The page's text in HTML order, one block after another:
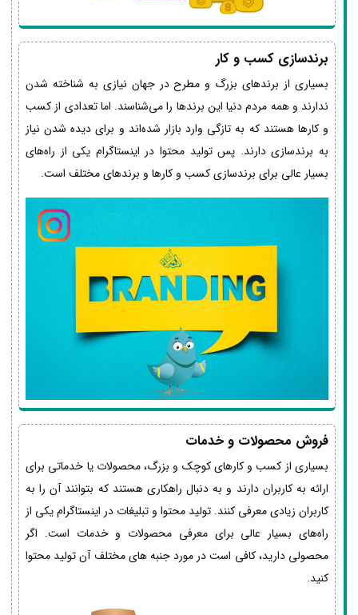
برندسازی کسب و کار
بسیاری از برندهای بزرگ و مطرح در جهان نیازی به شناخته شدن
ندارند و همه مردم دنیا این برندها را می‌شناسند. اما تعدادی از کسب
و کارها هستند که به تازگی وارد بازار شده‌اند و برای دیده شدن نیاز
به برندسازی دارند. پس تولید محتوا در اینستاگرام یکی از راه‌های
بسیار عالی برای برندسازی کسب و کارها و برندهای مختلف است.
فروش محصولات و خدمات
بسیاری از کسب و کارهای کوچک و بزرگ، محصولات یا خدماتی برای
ارائه به کاربران دارند و به دنبال راهکاری هستند که بتوانند آن را به
کاربران زیادی معرفی کنند. تولید محتوا و تبلیغات در اینستاگرام یکی از
راه‌های بسیار عالی برای معرفی محصولات و خدمات است. اگر
محصولی دارید، کافی است در مورد جنبه های مختلف آن تولید محتوا
کنید.